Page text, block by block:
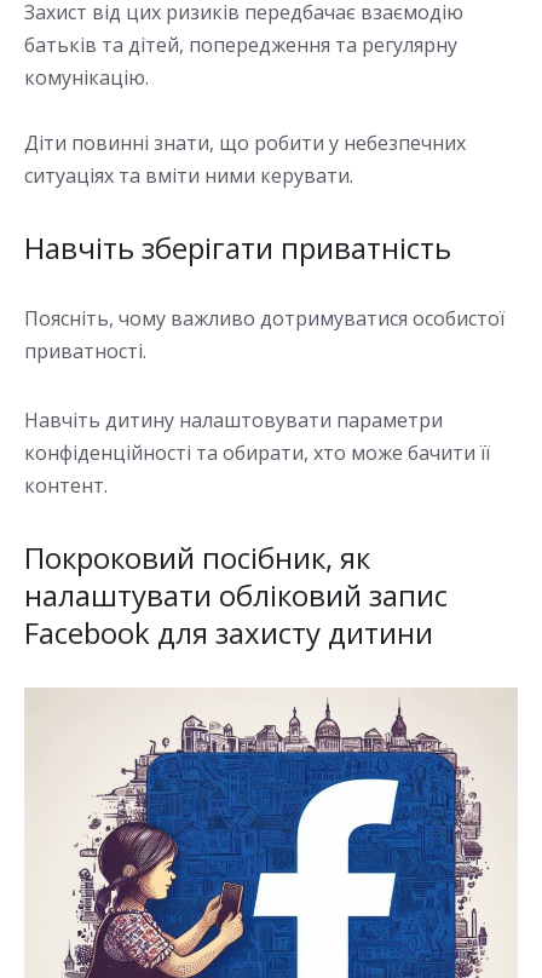
Захист від цих ризиків передбачає взаємодію
батьків та дітей, попередження та регулярну
комунікацію.
Діти повинні знати, що робити у небезпечних
ситуаціях та вміти ними керувати.
Навчіть зберігати приватність
Поясніть, чому важливо дотримуватися особистої
приватності.
Навчіть дитину налаштовувати параметри
конфіденційності та обирати, хто може бачити її
контент.
Покроковий посібник, як
налаштувати обліковий запис
Facebook для захисту дитини